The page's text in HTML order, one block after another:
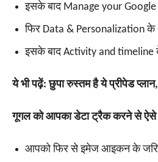
इसके बाद Manage your
फिर Data & Personalization के
इसके बाद Activity and
ये भी पढ़ें: छुपा रुस्तम है ये प्रीपेड
गूगल को आपका डेटा ट्रैक करने से ऐसे
आपको फिर से इमेज आइकन के जरिए